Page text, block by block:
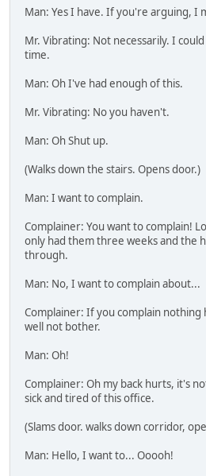
Man: Yes I have. If you're arguing, I
Mr. Vibrating: Not necessarily. I
time.
Man: Oh I've had enough of this.
Mr. Vibrating: No you haven't.
Man: Oh Shut up.
(Walks down the stairs. Opens door.)
Man: I want to complain.
Complainer: You want to complain!
only had them three weeks and the
through.
Man: No, I want to complain about...
Complainer: If you complain nothing
well not bother.
Man: Oh!
Complainer: Oh my back hurts, it's
sick and tired of this office.
(Slams door. walks down corridor,
Man: Hello, I want to... Ooooh!